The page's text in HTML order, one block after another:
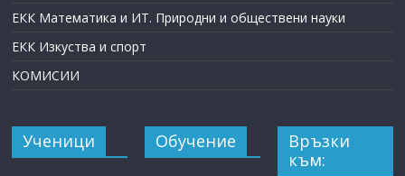
ЕКК Математика и ИТ. Природни и обществени науки
ЕКК Изкуства и спорт
КОМИСИИ
Ученици Обучение
Връзки
към: